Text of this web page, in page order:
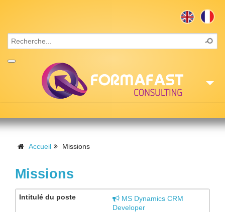
Accueil Missions
Missions
MS Dynamics CRM
Developer